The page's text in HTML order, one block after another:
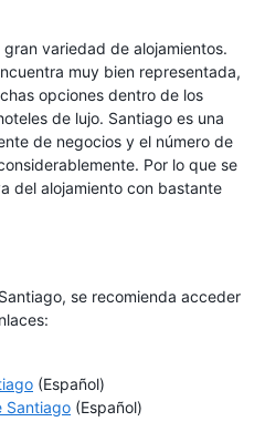
variedad de alojamientos.
muy bien representada,
opciones dentro de los
de lujo. Santiago es una
de negocios y el número de
Por lo que se
del alojamiento con bastante
se recomienda acceder
(Español)
Santiago (Español)